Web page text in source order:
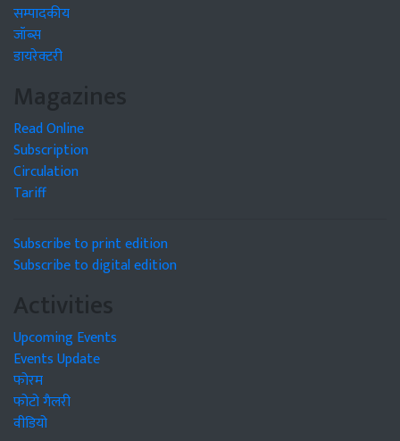
सम्पादकीय
जॉब्स
डायरेक्टरी
Magazines
Read Online
Subscription
Circulation
Tariff
Subscribe to print edition
Subscribe to digital edition
Activities
Upcoming Events
Events Update
फोरम
फोटो गैलरी
वीडियो